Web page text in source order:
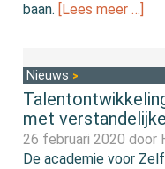
baan.
[Lees meer …]
Nieuws
met
26 februari 2020 door
De academie voor